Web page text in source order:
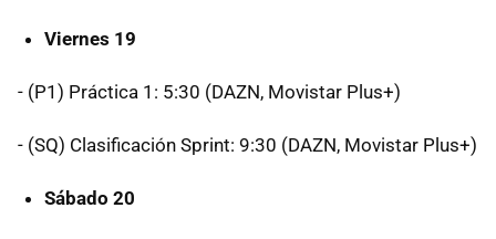
Viernes 19
- (P1) Práctica 1: 5:30 (DAZN, Movistar Plus+)
- (SQ) Clasificación Sprint: 9:30 (DAZN, Movistar Plus+)
Sábado 20